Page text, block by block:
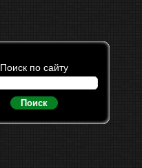
Поиск по сайту
Поиск